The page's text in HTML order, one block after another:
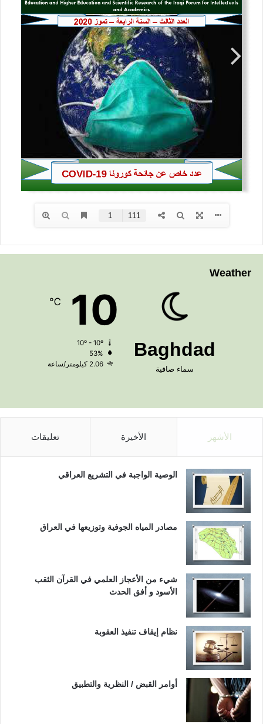
Weather
Baghdad
سماء صافية
10
℃
53%
2.06 كيلومتر/ساعة
الأشهر الأخيرة تعليقات
الوصية الواجبة في التشريع العراقي
مصادر المياه الجوفية وتوزيعها في العراق
شيء من الأعجاز العلمي في القرآن الثقب
الأسود و أفق الحدث
نظام إيقاف تنفيذ العقوبة
أوامر القبض / النظرية والتطبيق